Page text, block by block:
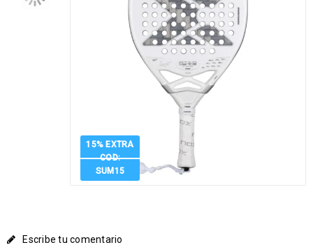
15% EXTRA
COD:
SUM15
Escribe tu comentario